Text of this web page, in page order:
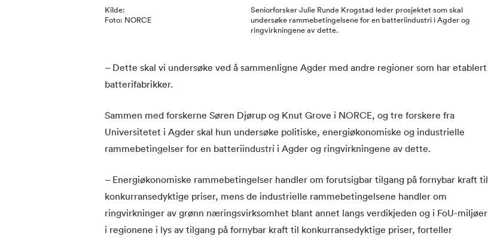
Kilde:
Foto: NORCE
Seniorforsker Julie Runde Krogstad leder prosjektet som skal
undersøke rammebetingelsene for en batteriindustri i Agder og
ringvirkningene av dette.
– Dette skal vi undersøke ved å sammenligne Agder med andre regioner som har etablert
batterifabrikker.
Sammen med forskerne Søren Djørup og Knut Grove i NORCE, og tre forskere fra
Universitetet i Agder skal hun undersøke politiske, energiøkonomiske og industrielle
rammebetingelser for en batteriindustri i Agder og ringvirkningene av dette.
– Energiøkonomiske rammebetingelser handler om forutsigbar tilgang på fornybar kraft til
konkurransedyktige priser, mens de industrielle rammebetingelsene handler om
ringvirkninger av grønn næringsvirksomhet blant annet langs verdikjeden og i FoU-miljøer
i regionene i lys av tilgang på fornybar kraft til konkurransedyktige priser, forteller